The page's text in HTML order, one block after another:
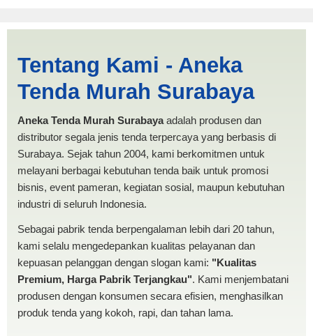
Denpasar | PRODUKSI
ANEKA TENDA MURAH
Tentang Kami - Aneka
Tenda Murah Surabaya
Aneka Tenda Murah Surabayaadalah produsen dan
distributor segala jenis tenda terpercaya yang berbasis di
Surabaya. Sejak tahun 2004, kami berkomitmen untuk
melayani berbagai kebutuhan tenda baik untuk promosi
bisnis, event pameran, kegiatan sosial, maupun kebutuhan
industri di seluruh Indonesia.
Sebagai pabrik tenda berpengalaman lebih dari 20 tahun,
kami selalu mengedepankan kualitas pelayanan dan
kepuasan pelanggan dengan slogan kami: "Kualitas
Premium, Harga Pabrik Terjangkau". Kami menjembatani
produsen dengan konsumen secara efisien, menghasilkan
produk tenda yang kokoh, rapi, dan tahan lama.